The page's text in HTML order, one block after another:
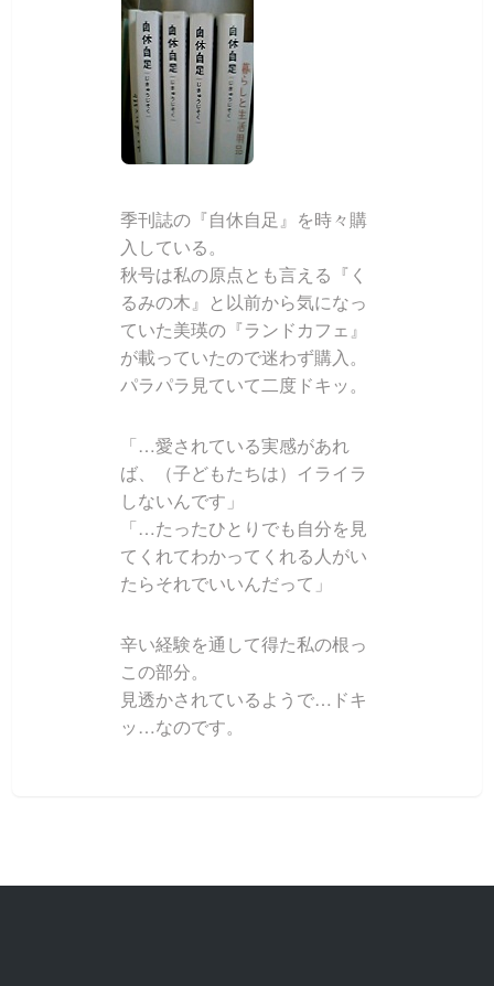
季刊誌の『自休自足』を時々購
入している。
秋号は私の原点とも言える『く
るみの木』と以前から気になっ
ていた美瑛の『ランドカフェ』
が載っていたので迷わず購入。
パラパラ見ていて二度ドキッ。
「…愛されている実感があれ
ば、（子どもたちは）イライラ
しないんです」
「…たったひとりでも自分を見
てくれてわかってくれる人がい
たらそれでいいんだって」
辛い経験を通して得た私の根っ
この部分。
見透かされているようで…ドキ
ッ…なのです。